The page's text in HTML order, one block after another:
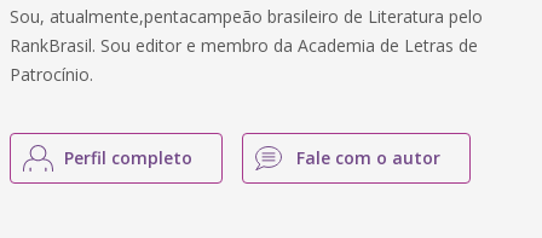
Sou, atualmente,pentacampeão brasileiro de Literatura pelo
RankBrasil. Sou editor e membro da Academia de Letras de
Patrocínio.
Perfil completo Fale com o autor